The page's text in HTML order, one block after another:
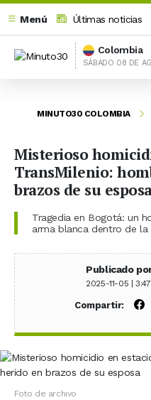
Menú
Últimas noticias
Colombia
SÁBADO 08 DE
MINUTO30 COLOMBIA
Misterioso
TransMilenio:
brazos de su
Tragedia en Bogotá: un
arma blanca dentro de la
Publicado
2025-11-05 |
Compartir:
Foto de archivo